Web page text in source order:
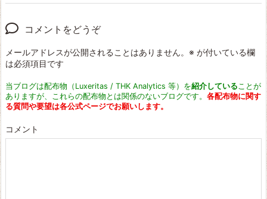
コメントをどうぞ
メールアドレスが公開されることはありません。 ※ が付いている欄
は必須項目です
当ブログは配布物（Luxeritas / THK Analytics 等）を紹介していることが
ありますが、これらの配布物とは関係のないブログです。 各配布物に関す
る質問や要望は各公式ページでお願いします。
コメント